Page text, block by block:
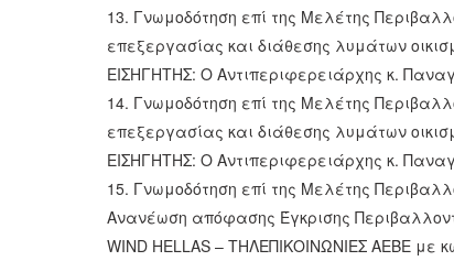
13. Γνωμοδότηση επί της Μελέτης
επεξεργασίας και διάθεσης λυμάτων
ΕΙΣΗΓΗΤΗΣ: Ο Αντιπεριφερειάρχης κ.
14. Γνωμοδότηση επί της Μελέτης
επεξεργασίας και διάθεσης λυμάτων
ΕΙΣΗΓΗΤΗΣ: Ο Αντιπεριφερειάρχης κ.
15. Γνωμοδότηση επί της Μελέτης
Ανανέωση απόφασης Έγκρισης
WIND HELLAS – ΤΗΛΕΠΙΚΟΙΝΩΝΙΕΣ ΑΕΒΕ με